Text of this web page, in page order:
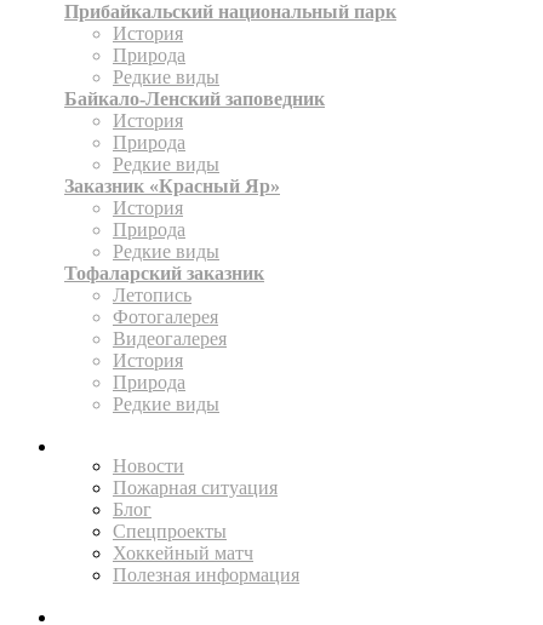
Прибайкальский национальный парк
История
Природа
Редкие виды
Байкало-Ленский заповедник
История
Природа
Редкие виды
Заказник «Красный Яр»
История
Природа
Редкие виды
Тофаларский заказник
Летопись
Фотогалерея
Видеогалерея
История
Природа
Редкие виды
Новости
Пожарная ситуация
Блог
Спецпроекты
Хоккейный матч
Полезная информация